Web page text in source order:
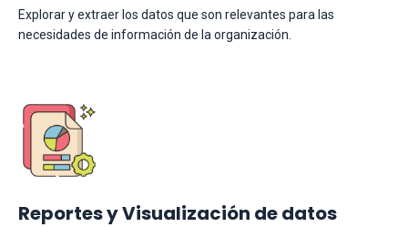
Explorar y extraer los datos que son relevantes para las
necesidades de información de la organización.
Reportes y Visualización de datos